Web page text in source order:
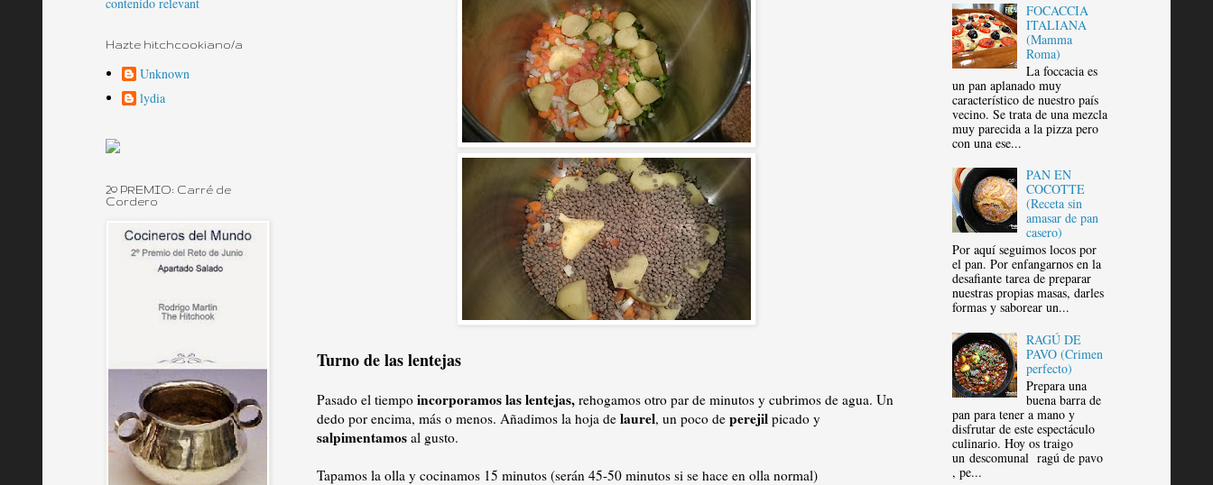
Turno de las lentejas
Pasado el tiempo incorporamos las lentejas, rehogamos otro par de minutos y cubrimos de agua. Un
dedo por encima, más o menos. Añadimos la hoja de laurel, un poco de perejil picado y
salpimentamos al gusto.
Tapamos la olla y cocinamos 15 minutos (serán 45-50 minutos si se hace en olla normal)
Hazte hitchcookiano/a
Unknown
lydia
2º PREMIO: Carré de
Cordero
FOCACCIA
ITALIANA
(Mamma
Roma)
La foccacia es
un pan aplanado muy
característico de nuestro país
vecino. Se trata de una mezcla
muy parecida a la pizza pero
con una ese...
PAN EN
COCOTTE
(Receta sin
amasar de pan
casero)
Por aquí seguimos locos por
el pan. Por enfangarnos en la
desafiante tarea de preparar
nuestras propias masas, darles
formas y saborear un...
RAGÚ DE
PAVO (Crimen
perfecto)
Prepara una
buena barra de
pan para tener a mano y
disfrutar de este espectáculo
culinario. Hoy os traigo
un descomunal ragú de pavo
, pe...